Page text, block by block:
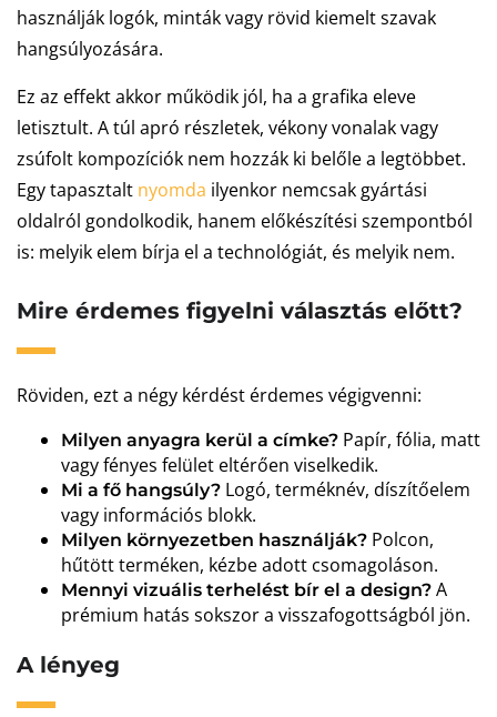
használják logók, minták vagy rövid kiemelt szavak
hangsúlyozására.
Ez az effekt akkor működik jól, ha a grafika eleve
letisztult. A túl apró részletek, vékony vonalak vagy
zsúfolt kompozíciók nem hozzák ki belőle a legtöbbet.
Egy tapasztalt nyomda ilyenkor nemcsak gyártási
oldalról gondolkodik, hanem előkészítési szempontból
is: melyik elem bírja el a technológiát, és melyik nem.
Mire érdemes figyelni választás előtt?
Röviden, ezt a négy kérdést érdemes végigvenni:
Milyen anyagra kerül a címke? Papír, fólia, matt
vagy fényes felület eltérően viselkedik.
Mi a fő hangsúly? Logó, terméknév, díszítőelem
vagy információs blokk.
Milyen környezetben használják? Polcon,
hűtött terméken, kézbe adott csomagoláson.
Mennyi vizuális terhelést bír el a design? A
prémium hatás sokszor a visszafogottságból jön.
A lényeg